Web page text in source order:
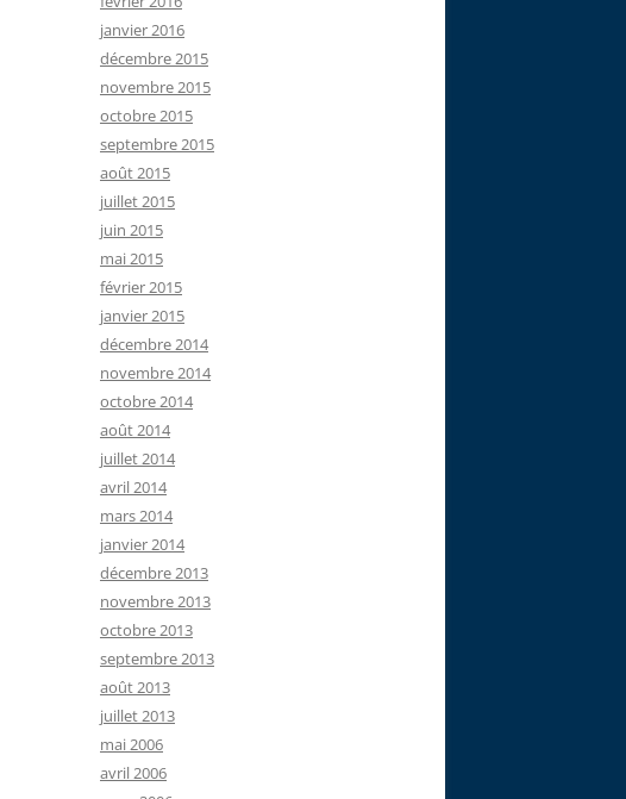
janvier 2016
décembre 2015
novembre 2015
octobre 2015
septembre 2015
août 2015
juillet 2015
juin 2015
mai 2015
février 2015
janvier 2015
décembre 2014
novembre 2014
octobre 2014
août 2014
juillet 2014
avril 2014
mars 2014
janvier 2014
décembre 2013
novembre 2013
octobre 2013
septembre 2013
août 2013
juillet 2013
mai 2006
avril 2006